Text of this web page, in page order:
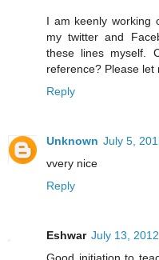
I am keenly working
my twitter and
these lines myself.
reference? Please let
Reply
Unknown July 5,
vvery nice
Reply
Eshwar July 13,
Good initiation to